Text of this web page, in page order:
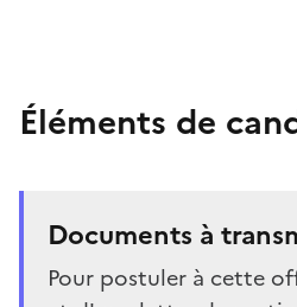
Éléments de
Documents à
Pour postuler à cette